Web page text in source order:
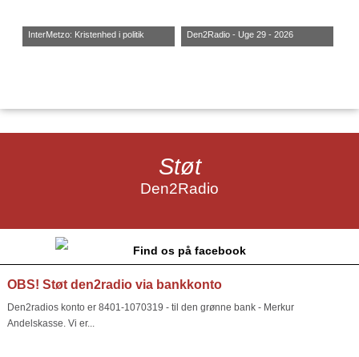
InterMetzo: Kristenhed i politik Den2Radio - Uge 29 - 2026
Støt
Den2Radio
Find os på facebook
OBS! Støt den2radio via bankkonto
Den2radios konto er 8401-1070319 - til den grønne bank - Merkur
Andelskasse. Vi er...